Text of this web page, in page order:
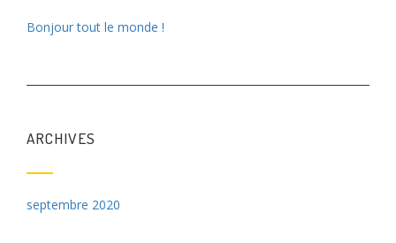
a
i
n
Bonjour tout le monde !
ARCHIVES
septembre 2020